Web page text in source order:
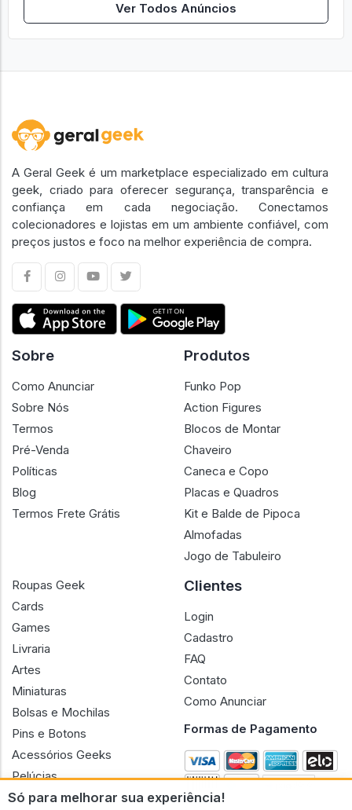
Ver Todos Anúncios
Só para melhorar sua experiência!
A Geral Geek é um marketplace especializado em cultura
geek, criado para oferecer segurança, transparência e
confiança em cada negociação. Conectamos
colecionadores e lojistas em um ambiente confiável, com
preços justos e foco na melhor experiência de compra.
Sobre
Como Anunciar
Sobre Nós
Termos
Pré-Venda
Políticas
Blog
Termos Frete Grátis
Produtos
Funko Pop
Action Figures
Blocos de Montar
Chaveiro
Caneca e Copo
Placas e Quadros
Kit e Balde de Pipoca
Almofadas
Jogo de Tabuleiro
Roupas Geek
Cards
Games
Livraria
Artes
Miniaturas
Bolsas e Mochilas
Pins e Botons
Acessórios Geeks
Pelúcias
Bonecas
Clientes
Login
Cadastro
FAQ
Contato
Como Anunciar
Formas de Pagamento